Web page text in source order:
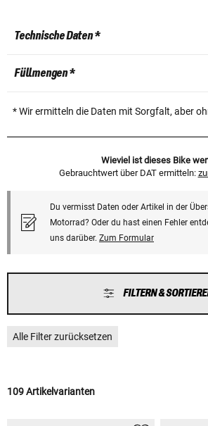
Technische Daten *
Füllmengen *
* Wir ermitteln die Daten mit Sorgfalt, aber
Wieviel ist dieses Bike
Gebrauchtwert über DAT ermitteln:
Du vermisst Daten oder Artikel in der
Motorrad? Oder du hast einen Fehler
uns darüber. Zum Formular
FILTERN &
Alle Filter zurücksetzen
109 Artikelvarianten